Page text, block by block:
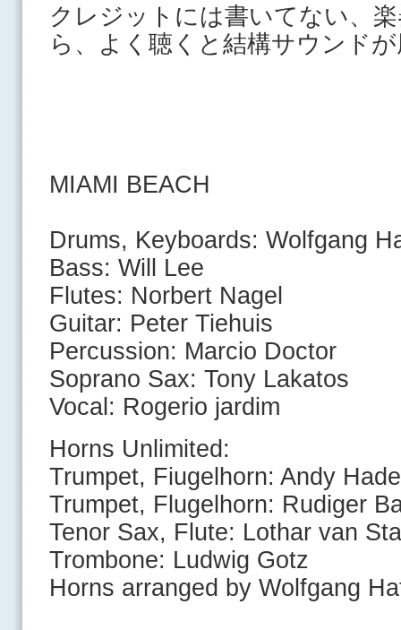
クレジットには書いてない、
ら、よく聴くと結構サウンド
MIAMI BEACH
Drums, Keyboards: Wolfgang
Bass: Will Lee
Flutes: Norbert Nagel
Guitar: Peter Tiehuis
Percussion: Marcio Doctor
Soprano Sax: Tony Lakatos
Vocal: Rogerio jardim
Horns Unlimited:
Trumpet, Fiugelhorn: Andy
Trumpet, Flugelhorn: Rudiger
Tenor Sax, Flute: Lothar van
Trombone: Ludwig Gotz
Horns arranged by Wolfgang